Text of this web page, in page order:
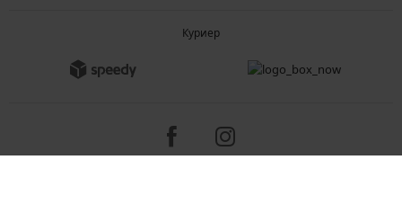
Куриер